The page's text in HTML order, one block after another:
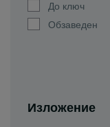
До ключ
Обзаведен
Изложение